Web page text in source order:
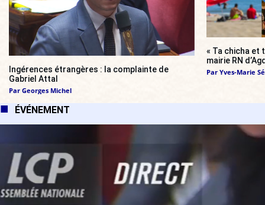
Ingérences étrangères : la complainte de
Gabriel Attal
Par Georges Michel
« Ta chicha et
mairie RN
Par Yves-Marie
ÉVÉNEMENT